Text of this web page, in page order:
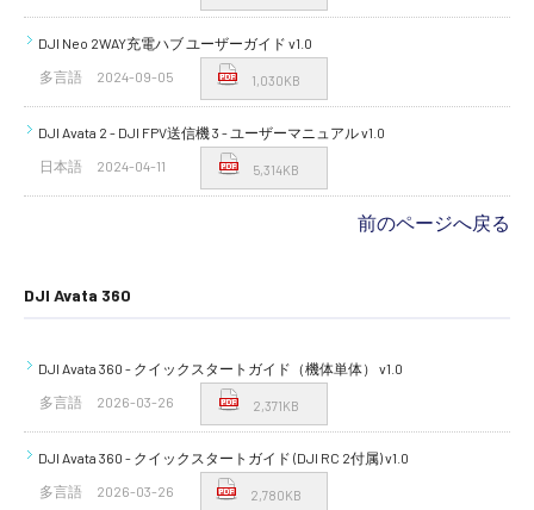
DJI Neo 2WAY充電ハブ ユーザーガイド v1.0
多言語
2024-09-05 1,030KB
DJI Avata 2 - DJI FPV送信機 3 - ユーザーマニュアル v1.0
日本語
2024-04-11 5,314KB
前のページへ戻る
DJI Avata 360
DJI Avata 360 - クイックスタートガイド（機体単体） v1.0
多言語
2026-03-26 2,371KB
DJI Avata 360 - クイックスタートガイド (DJI RC 2付属) v1.0
多言語
2026-03-26 2,780KB